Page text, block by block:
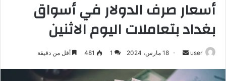
أسعار صرف الدولار في أسواق
بغداد بتعاملات اليوم الاثنين
user
أرسل
إلكترونيا
18 مارس، 2024 1
481 أقل من دقيقة